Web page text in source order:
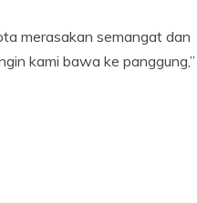
merasakan semangat dan
kami bawa ke panggung,”